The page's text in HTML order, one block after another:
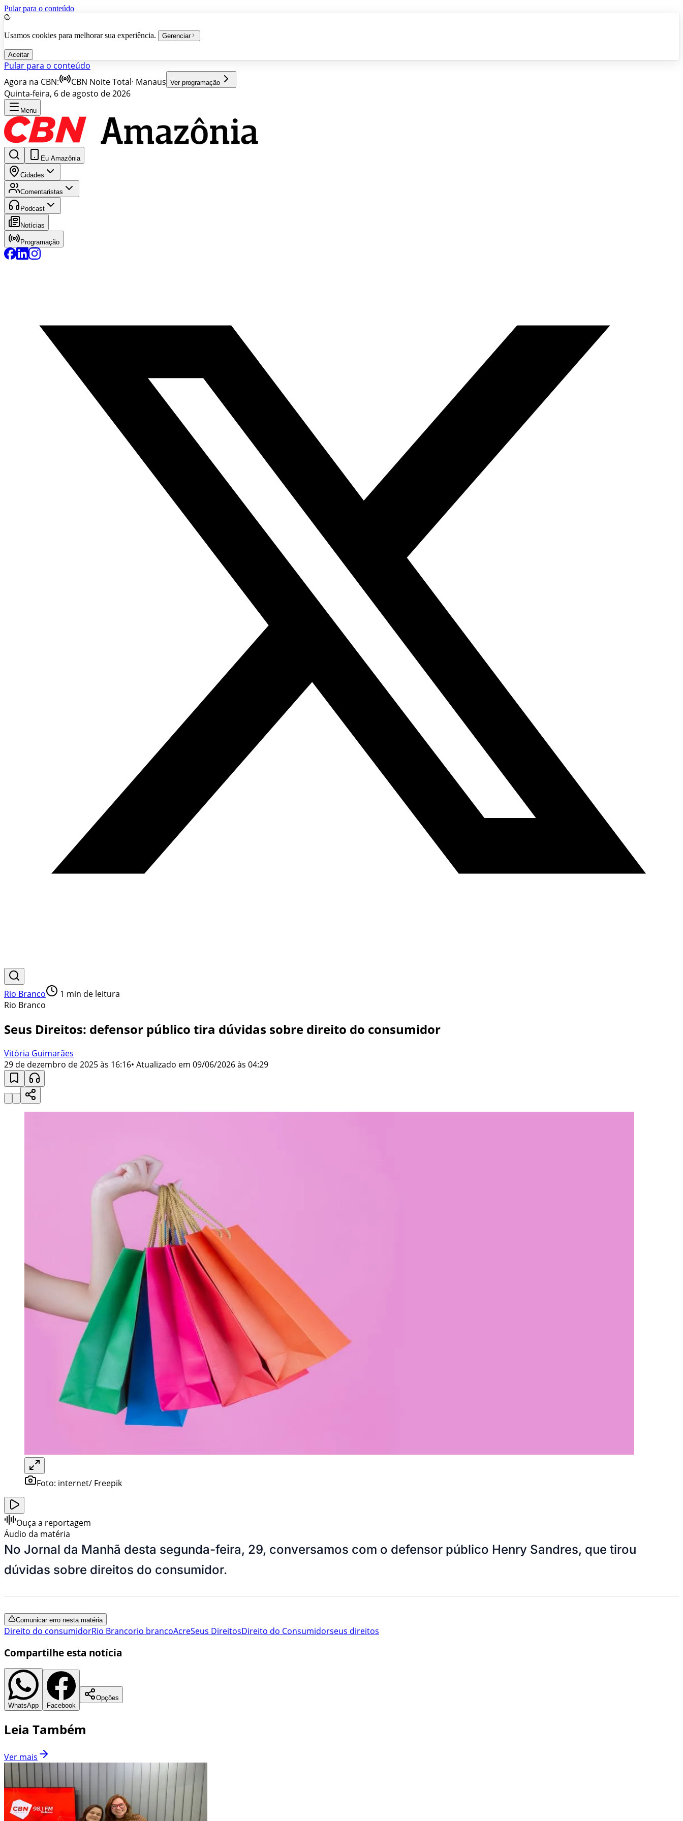
Pular para o conteúdo
Usamos cookies para melhorar sua experiência. Gerenciar
Aceitar
Pular para o conteúdo
Agora na CBN:
CBN Noite Total· Manaus Ver programação
Quinta-feira, 6 de agosto de 2026
Menu
Eu Amazônia
Cidades
Comentaristas
Podcast
Notícias
Programação
Rio Branco 1 min de leitura
Rio Branco
Seus Direitos: defensor público tira dúvidas sobre direito do consumidor
Vitória Guimarães
29 de dezembro de 2025 às 16:16• Atualizado em 09/06/2026 às 04:29
Foto: internet/ Freepik
Ouça a reportagem
Áudio da matéria
No Jornal da Manhã desta segunda-feira, 29, conversamos com o defensor público Henry Sandres, que tirou
dúvidas sobre direitos do consumidor.
Comunicar erro nesta matéria
Direito do consumidorRio Brancorio brancoAcreSeus DireitosDireito do Consumidorseus direitos
Compartilhe esta notícia
WhatsApp Facebook
Opções
Leia Também
Ver mais